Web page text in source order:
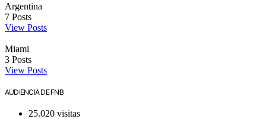
Argentina
7 Posts
View Posts
Miami
3 Posts
View Posts
AUDIENCIA DE FNB
25.020 visitas